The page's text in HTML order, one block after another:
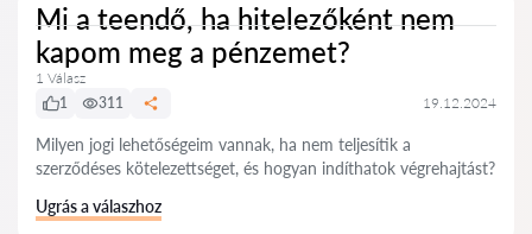
Mi a teendő, ha hitelezőként nem
kapom meg a pénzemet?
1 Válasz
1
311 19.12.2024
Milyen jogi lehetőségeim vannak, ha nem teljesítik a
szerződéses kötelezettséget, és hogyan indíthatok végrehajtást?
Ugrás a válaszhoz